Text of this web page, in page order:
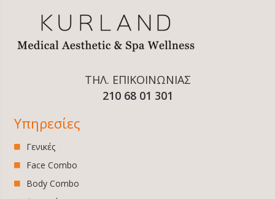
ΤΗΛ. ΕΠΙΚΟΙΝΩΝΙΑΣ
210 68 01 301
Υπηρεσίες
Γενικές
Face Combo
Body Combo